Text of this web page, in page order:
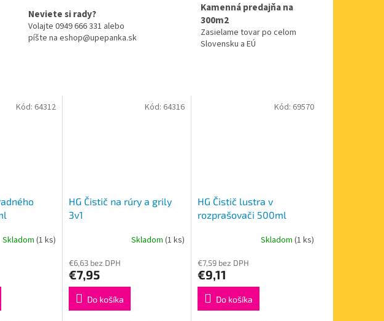
Neviete si rady?
Volajte 0949 666 331 alebo
píšte na eshop@upepanka.sk
Kamenná predajňa na
300m2
Zasielame tovar po celom
Slovensku a EÚ
Skladom (1 ks)
Kód: 64312
HG Čistič na rúry a grily
3v1
Skladom(1 ks)
€6,63 bez DPH
€7,95
Do košíka
Kód: 64316
HG Čistič lustra v
rozprašovači 500ml
Skladom (1 ks)
€7,59 bez DPH
€9,11
Do košíka
Kód: 69570